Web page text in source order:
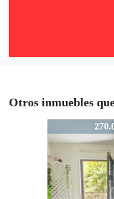
Otros inmuebles
958-